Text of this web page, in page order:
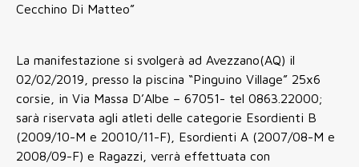
Cecchino Di Matteo”
La manifestazione si svolgerà ad Avezzano(AQ) il
02/02/2019, presso la piscina “Pinguino Village” 25x6
corsie, in Via Massa D’Albe – 67051- tel 0863.22000;
sarà riservata agli atleti delle categorie Esordienti B
(2009/10-M e 20010/11-F), Esordienti A (2007/08-M e
2008/09-F) e Ragazzi, verrà effettuata con